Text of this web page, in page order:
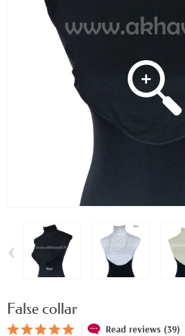
‹
False collar
Read reviews (39)